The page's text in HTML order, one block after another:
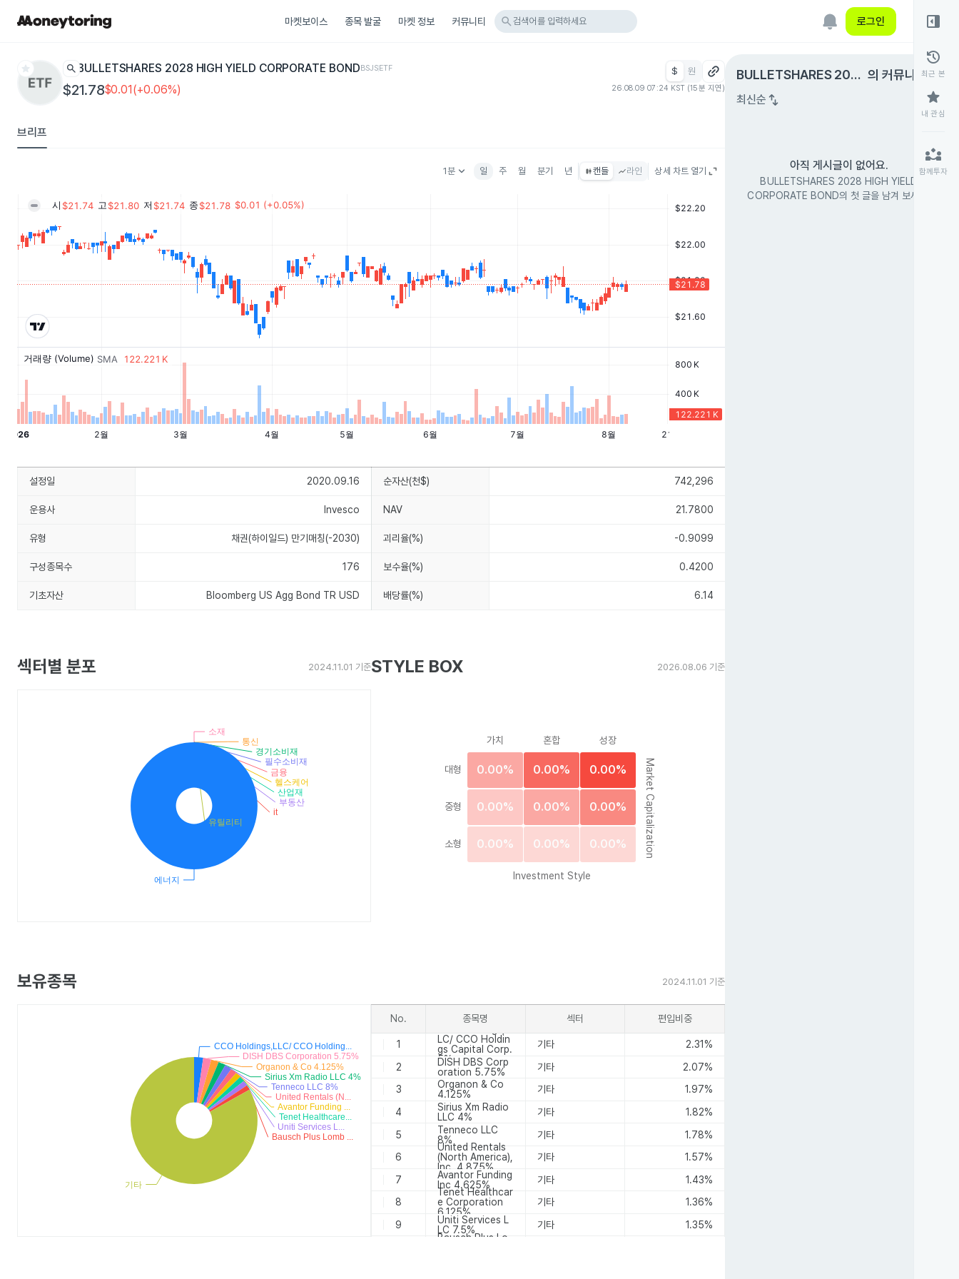
마켓보이스 종목 발굴 마켓 정보 커뮤니티 search 검색어를 입력하세요 로그인
star search BULLETSHARES 2028 HIGH YIELD CORPORATE BONDBSJSETF
$21.78$0.01(+0.06%)
$ 원
26.08.09 07:24 KST (15분 지연)
브리프
1분keyboard_arrow_down 일 주 월 분기 년 캔들 라인 상세 차트 열기
BULLETSHARES 2028
HIGH YIELD CORPORA
의 커뮤니티expand_circle_right
최신순 swap_vert
아직 게시글이 없어요.
BULLETSHARES 2028 HIGH YIELD
CORPORATE BOND의 첫 글을 남겨 보세요.
right_panel_open
history
최근 본
star
내 관심
partner_exchange
함께투자